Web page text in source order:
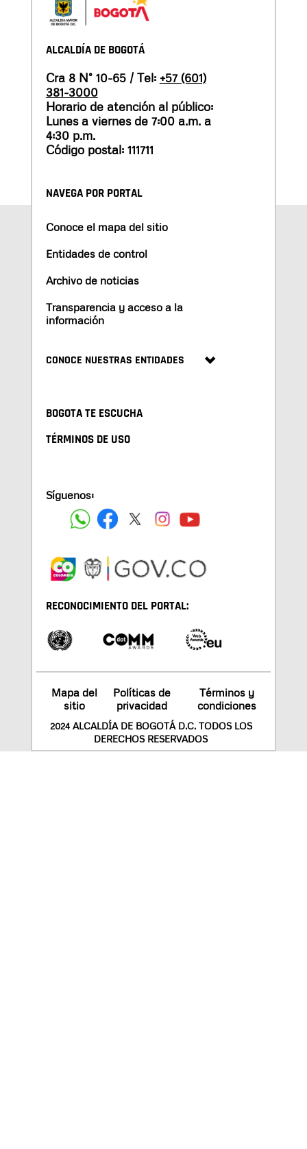
ALCALDÍA DE BOGOTÁ
Cra 8 N° 10-65 / Tel: +57 (601)
381-3000
Horario de atención al público:
Lunes a viernes de 7:00 a.m. a
4:30 p.m.
Código postal: 111711
NAVEGA POR PORTAL
Conoce el mapa del sitio
Entidades de control
Archivo de noticias
Transparencia y acceso a la
información
CONOCE NUESTRAS ENTIDADES
BOGOTA TE ESCUCHA
TÉRMINOS DE USO
Síguenos:
RECONOCIMIENTO DEL PORTAL:
Mapa del
sitio
Políticas de
privacidad
Términos y
condiciones
2024 ALCALDÍA DE BOGOTÁ D.C. TODOS LOS
DERECHOS RESERVADOS